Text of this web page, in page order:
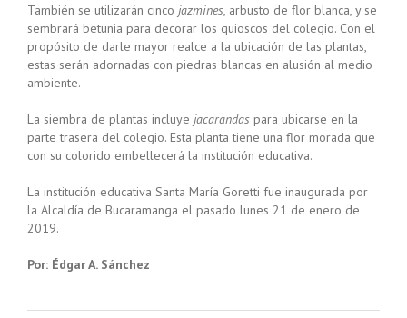
También se utilizarán cinco jazmines, arbusto de flor blanca, y se
sembrará betunia para decorar los quioscos del colegio. Con el
propósito de darle mayor realce a la ubicación de las plantas,
estas serán adornadas con piedras blancas en alusión al medio
ambiente.
La siembra de plantas incluye jacarandas para ubicarse en la
parte trasera del colegio. Esta planta tiene una flor morada que
con su colorido embellecerá la institución educativa.
La institución educativa Santa María Goretti fue inaugurada por
la Alcaldía de Bucaramanga el pasado lunes 21 de enero de
2019.
Por: Édgar A. Sánchez